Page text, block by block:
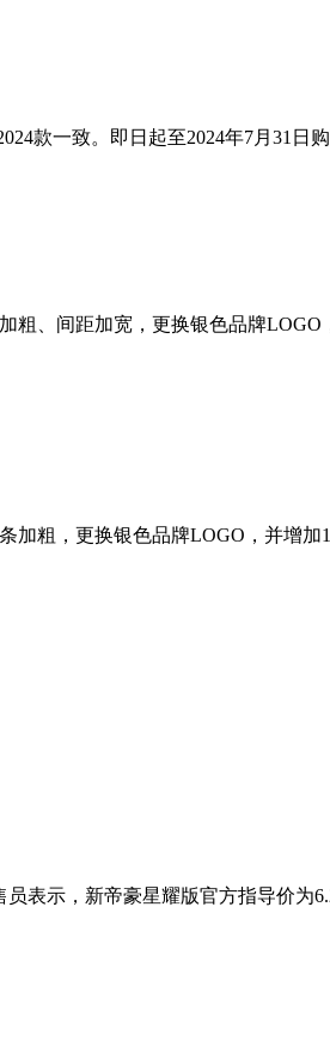
款一致。即日起至2024年7月31日
粗、间距加宽，更换银色品牌
粗，更换银色品牌LOGO，并增
表示，新帝豪星耀版官方指导价为